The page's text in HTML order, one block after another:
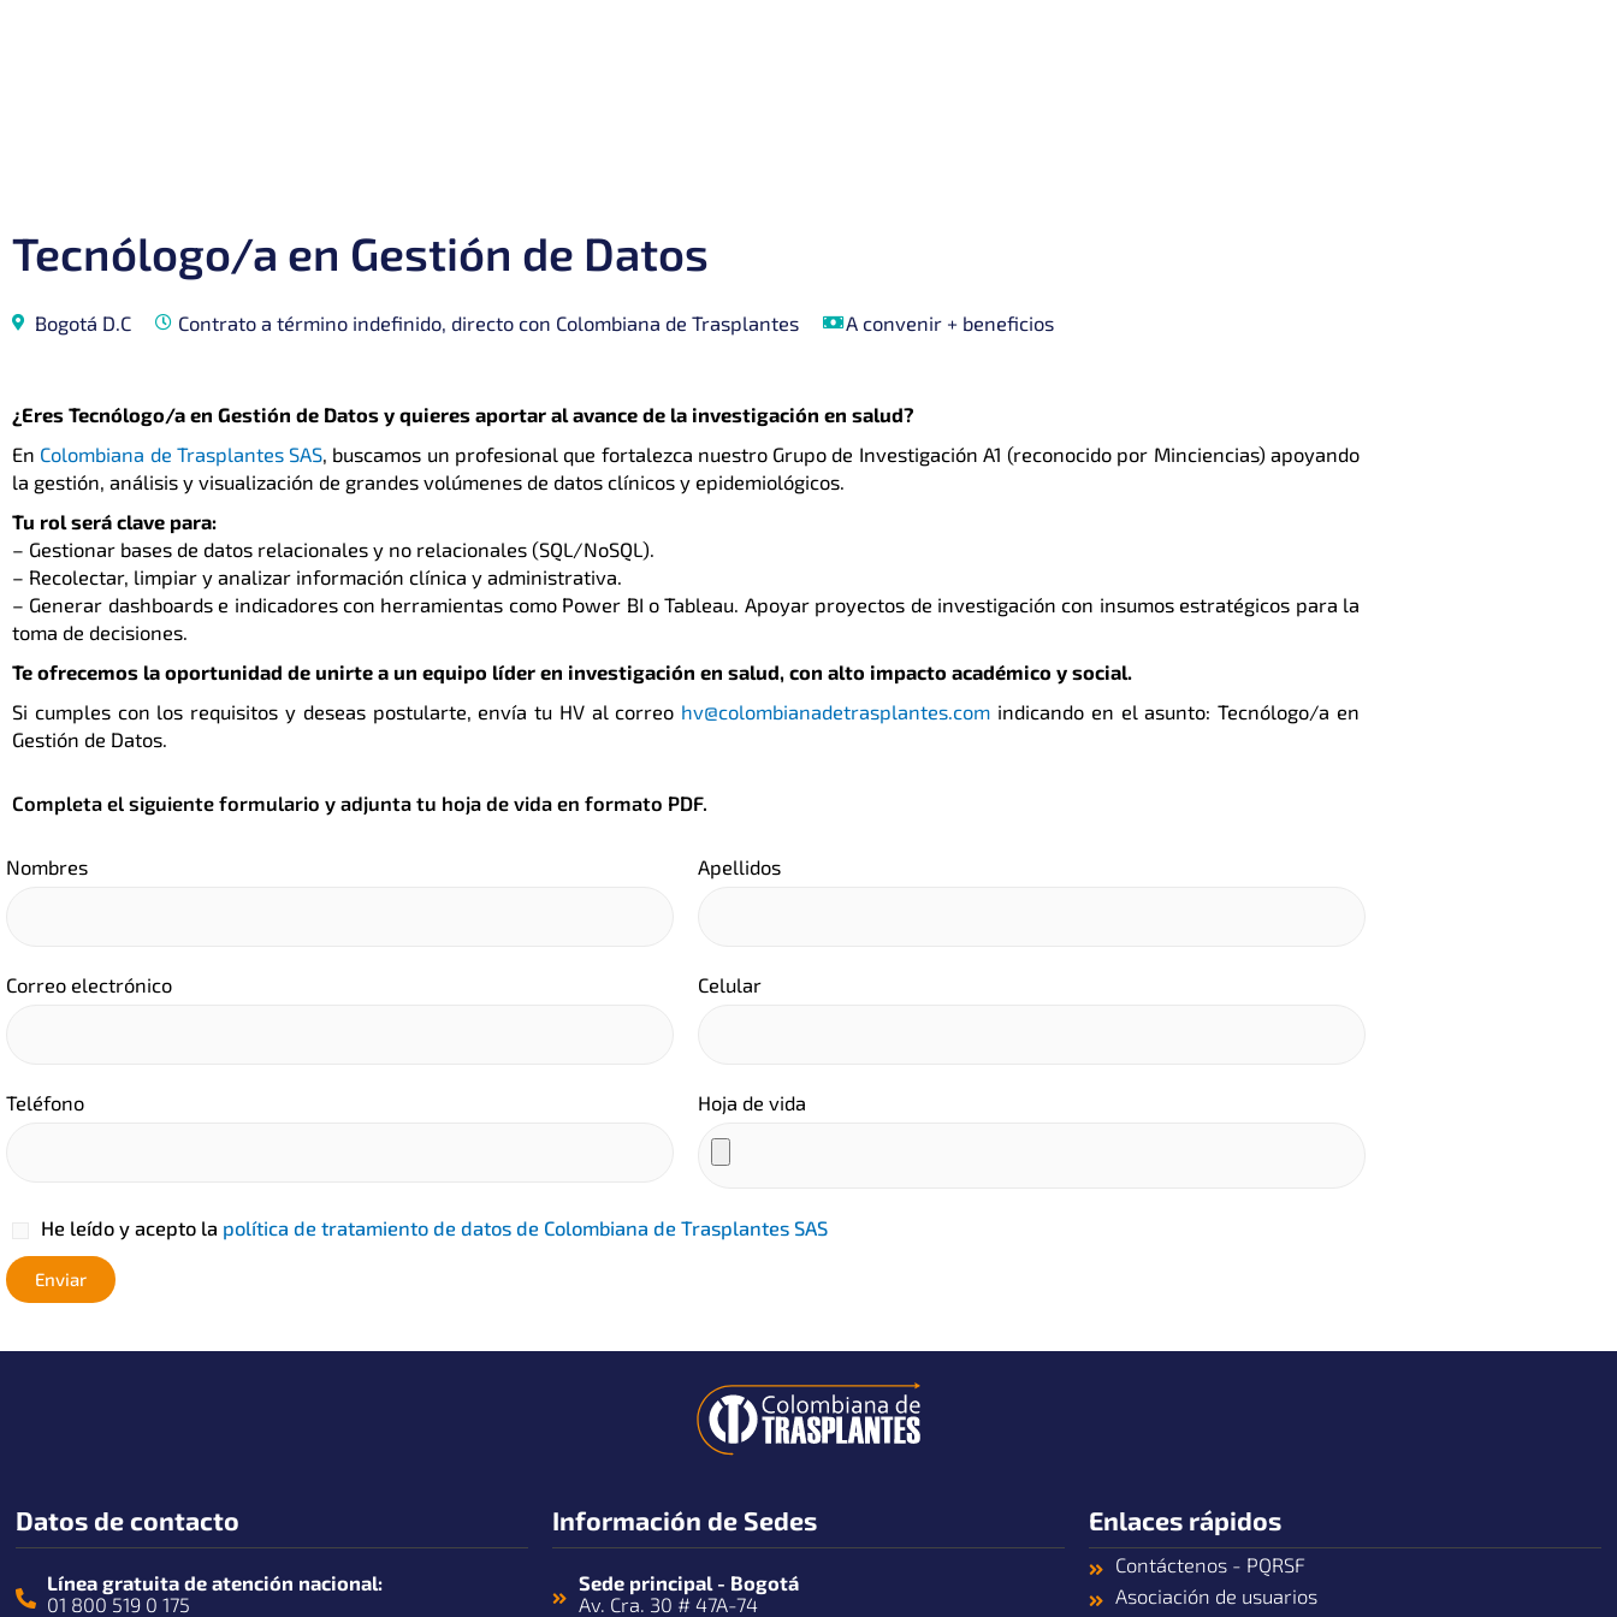
Tecnólogo/a en Gestión de Datos
Bogotá D.C Contrato a término indefinido, directo con Colombiana de Trasplantes A convenir + beneficios
¿Eres Tecnólogo/a en Gestión de Datos y quieres aportar al avance de la investigación en salud?
En Colombiana de Trasplantes SAS , buscamos un profesional que fortalezca nuestro Grupo de Investigación A1 (reconocido por Minciencias) apoyando
la gestión, análisis y visualización de grandes volúmenes de datos clínicos y epidemiológicos.
Tu rol será clave para:
– Gestionar bases de datos relacionales y no relacionales (SQL/NoSQL).
– Recolectar, limpiar y analizar información clínica y administrativa.
– Generar dashboards e indicadores con herramientas como Power BI o Tableau. Apoyar proyectos de investigación con insumos estratégicos para la
toma de decisiones.
Te ofrecemos la oportunidad de unirte a un equipo líder en investigación en salud, con alto impacto académico y social.
Si cumples con los requisitos y deseas postularte, envía tu HV al correo hv@colombianadetrasplantes.com indicando en el asunto: Tecnólogo/a en
Gestión de Datos.
Completa el siguiente formulario y adjunta tu hoja de vida en formato PDF.
Nombres Apellidos
Correo electrónico Celular
Teléfono Hoja de vida
He leído y acepto la política de tratamiento de datos de Colombiana de Trasplantes SAS
Datos de contacto
Línea gratuita de atención nacional:
01 800 519 0 175
Información de Sedes
Sede principal - Bogotá
Av. Cra. 30 # 47A-74
Enlaces rápidos
Contáctenos - PQRSF
Asociación de usuarios